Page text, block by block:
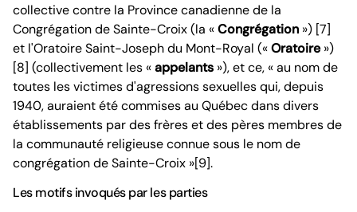
collective contre la Province canadienne de la
Congrégation de Sainte-Croix (la «Congrégation ») [7]
et l'Oratoire Saint-Joseph du Mont-Royal («Oratoire»)
[8] (collectivement les «appelants »), et ce, « au nom de
toutes les victimes d'agressions sexuelles qui, depuis
1940, auraient été commises au Québec dans divers
établissements par des frères et des pères membres de
la communauté religieuse connue sous le nom de
congrégation de Sainte-Croix »[9].
Les motifs invoqués par les parties